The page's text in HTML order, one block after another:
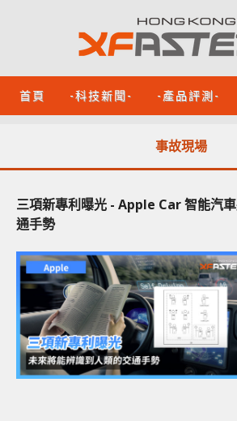
首頁 -科技新聞- -產品評測-
事故現場
三項新專利曝光 - Apple Car 智能汽
通手勢